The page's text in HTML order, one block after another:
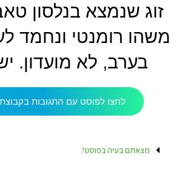
זוג שנמצא בנלסון
משהו רומנטי ונחמד
בערב, לא מועדון.
לחצו לפוסט עם התגובות
מצאתם בעיה בפוסט?